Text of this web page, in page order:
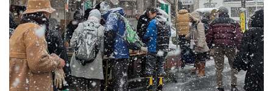
商品のご案内
味噌